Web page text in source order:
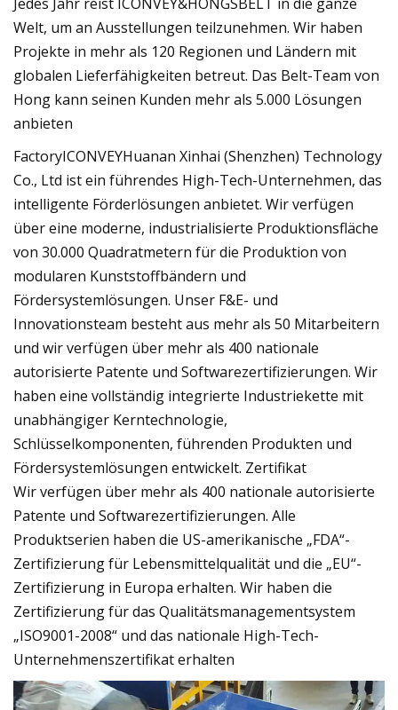
Welt, um an Ausstellungen teilzunehmen. Wir haben
Projekte in mehr als 120 Regionen und Ländern mit
globalen Lieferfähigkeiten betreut. Das Belt-Team von
Hong kann seinen Kunden mehr als 5.000 Lösungen
anbieten
FactoryICONVEYHuanan Xinhai (Shenzhen) Technology
Co., Ltd ist ein führendes High-Tech-Unternehmen, das
intelligente Förderlösungen anbietet. Wir verfügen
über eine moderne, industrialisierte Produktionsfläche
von 30.000 Quadratmetern für die Produktion von
modularen Kunststoffbändern und
Fördersystemlösungen. Unser F&E- und
Innovationsteam besteht aus mehr als 50 Mitarbeitern
und wir verfügen über mehr als 400 nationale
autorisierte Patente und Softwarezertifizierungen. Wir
haben eine vollständig integrierte Industriekette mit
unabhängiger Kerntechnologie,
Schlüsselkomponenten, führenden Produkten und
Fördersystemlösungen entwickelt. Zertifikat
Wir verfügen über mehr als 400 nationale autorisierte
Patente und Softwarezertifizierungen. Alle
Produktserien haben die US-amerikanische „FDA“-
Zertifizierung für Lebensmittelqualität und die „EU“-
Zertifizierung in Europa erhalten. Wir haben die
Zertifizierung für das Qualitätsmanagementsystem
„ISO9001-2008“ und das nationale High-Tech-
Unternehmenszertifikat erhalten